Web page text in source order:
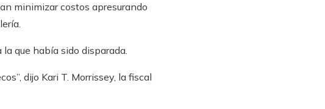
minimizar costos apresurando
que había sido disparada.
dijo Kari T. Morrissey, la fiscal